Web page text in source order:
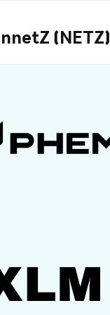
(NETZ)